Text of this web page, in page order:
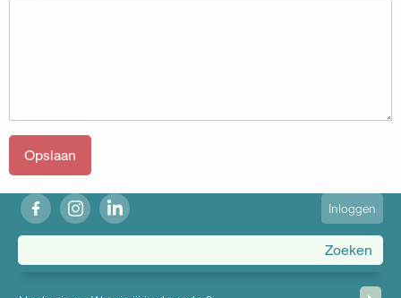
fb ig in
User
account
menu
Inloggen